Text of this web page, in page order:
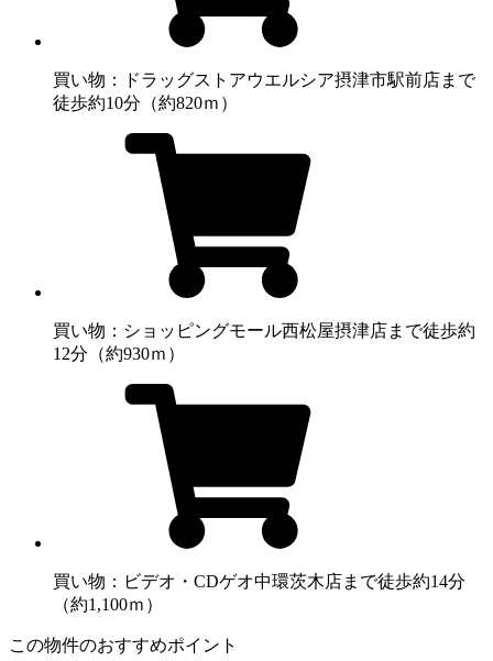
買い物：ドラッグストアウエルシア摂津市駅前店まで
徒歩約10分（約820ｍ）
買い物：ショッピングモール西松屋摂津店まで徒歩約
12分（約930ｍ）
買い物：ビデオ・CDゲオ中環茨木店まで徒歩約14分
（約1,100ｍ）
この物件のおすすめポイント